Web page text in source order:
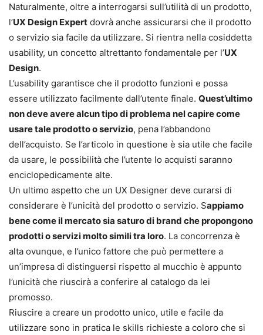
Naturalmente, oltre a interrogarsi sull’utilità di un prodotto,
l’UX Design Expert dovrà anche assicurarsi che il prodotto
o servizio sia facile da utilizzare. Si rientra nella cosiddetta
usability, un concetto altrettanto fondamentale per l’UX
Design.
L’usability garantisce che il prodotto funzioni e possa
essere utilizzato facilmente dall’utente finale. Quest’ultimo
non deve avere alcun tipo di problema nel capire come
usare tale prodotto o servizio, pena l’abbandono
dell’acquisto. Se l’articolo in questione è sia utile che facile
da usare, le possibilità che l’utente lo acquisti saranno
enciclopedicamente alte.
Un ultimo aspetto che un UX Designer deve curarsi di
considerare è l’unicità del prodotto o servizio. Sappiamo
bene come il mercato sia saturo di brand che propongono
prodotti o servizi molto simili tra loro. La concorrenza è
alta ovunque, e l’unico fattore che può permettere a
un’impresa di distinguersi rispetto al mucchio è appunto
l’unicità che riuscirà a conferire al catalogo da lei
promosso.
Riuscire a creare un prodotto unico, utile e facile da
utilizzare sono in pratica le skills richieste a coloro che si